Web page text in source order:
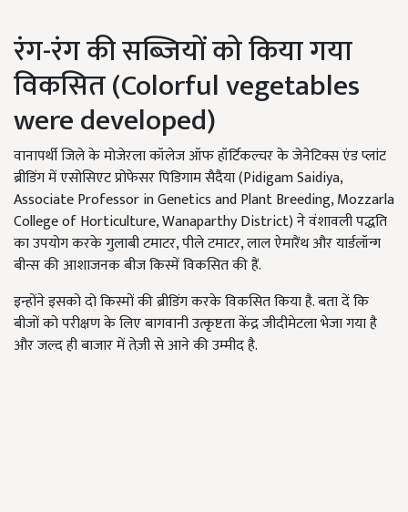
रंग-रंग की सब्जियों को किया गया
विकसित (Colorful vegetables
were developed)
वानापर्थी जिले के मोजेरला कॉलेज ऑफ हॉर्टिकल्चर के जेनेटिक्स एंड प्लांट
ब्रीडिंग में एसोसिएट प्रोफेसर पिडिगाम सैदैया (Pidigam Saidiya,
Associate Professor in Genetics and Plant Breeding, Mozzarla
College of Horticulture, Wanaparthy District) ने वंशावली पद्धति
का उपयोग करके गुलाबी टमाटर, पीले टमाटर, लाल ऐमारैंथ और यार्डलॉन्ग
बीन्स की आशाजनक बीज किस्में विकसित की हैं.
इन्होंने इसको दो किस्मों की ब्रीडिंग करके विकसित किया है. बता दें कि
बीजों को परीक्षण के लिए बागवानी उत्कृष्टता केंद्र जीदीमेटला भेजा गया है
और जल्द ही बाजार में तेज़ी से आने की उम्मीद है.